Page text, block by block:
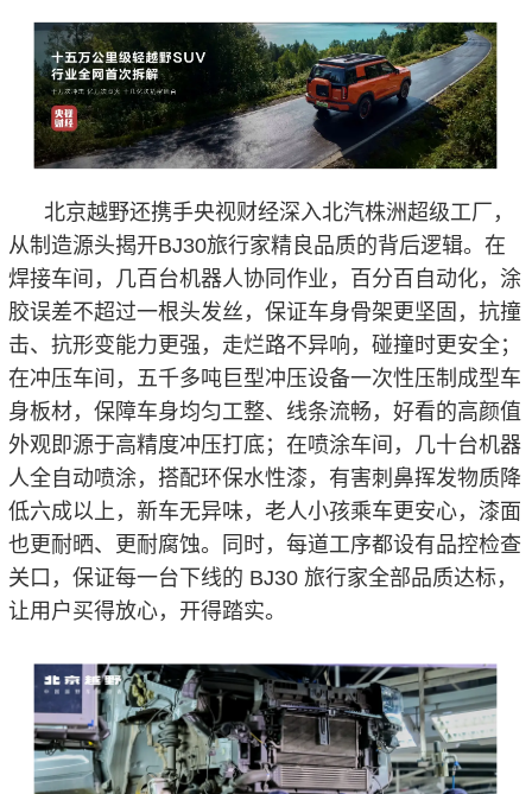
北京越野还携手央视财经深入北汽株洲超级工厂，
从制造源头揭开BJ30旅行家精良品质的背后逻辑。在
焊接车间，几百台机器人协同作业，百分百自动化，涂
胶误差不超过一根头发丝，保证车身骨架更坚固，抗撞
击、抗形变能力更强，走烂路不异响，碰撞时更安全；
在冲压车间，五千多吨巨型冲压设备一次性压制成型车
身板材，保障车身均匀工整、线条流畅，好看的高颜值
外观即源于高精度冲压打底；在喷涂车间，几十台机器
人全自动喷涂，搭配环保水性漆，有害刺鼻挥发物质降
低六成以上，新车无异味，老人小孩乘车更安心，漆面
也更耐晒、更耐腐蚀。同时，每道工序都设有品控检查
关口，保证每一台下线的 BJ30 旅行家全部品质达标，
让用户买得放心，开得踏实。